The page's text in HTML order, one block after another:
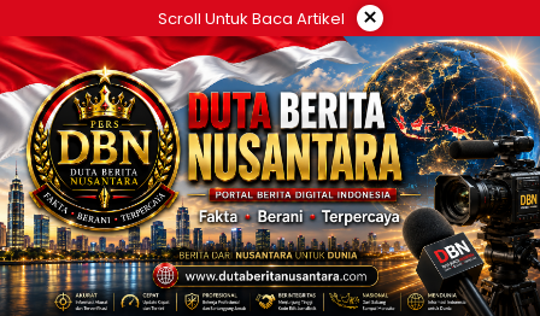
ke
konten
Scroll Untuk Baca Artikel ×